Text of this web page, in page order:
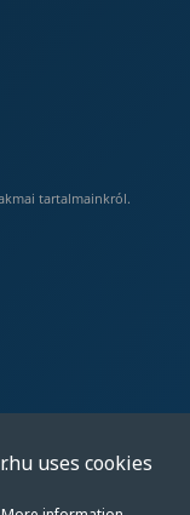
tartalmainkról.
uses cookies